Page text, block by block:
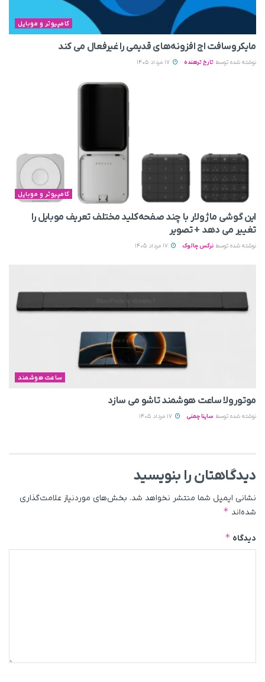
کامپیوتر و موبایل
مایکروسافت اج افزونه‌های قدیمی را غیرفعال می‌ کند
نوشته شده توسط تارخ ترهنده
کامپیوتر و موبایل
این گوشی ماژولار با چند صفحه‌کلید مختلف تعریف موبایل را
تغییر می‌ دهد + تصویر
نوشته شده توسط نرگس چالوک
ساعت هوشمند
موتورولا ساعت هوشمند تاشو می‌ سازد
نوشته شده توسط ساینا چمنی
دیدگاهتان را بنویسید
نشانی ایمیل شما منتشر نخواهد شد. بخش‌های موردنیاز علامت‌گذاری
شده‌اند *
دیدگاه *